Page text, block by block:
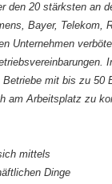
den 20 stärksten an
Bayer, Telekom,
Unternehmen
mit bis zu 50
am Arbeitsplatz zu
mittels
Dinge